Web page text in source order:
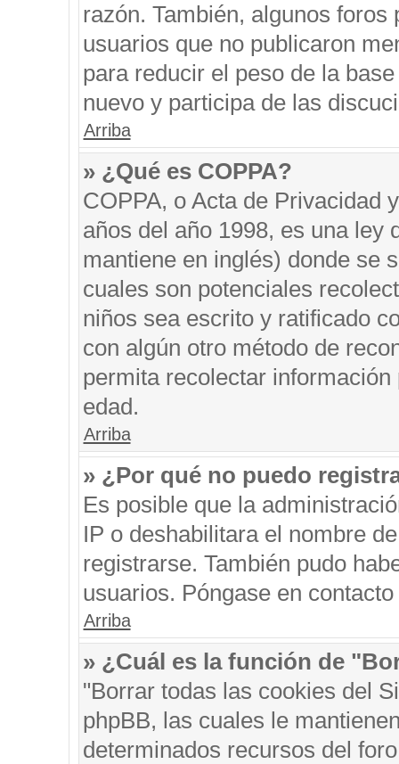
razón. También, algunos
usuarios que no publicaron
para reducir el peso de la
nuevo y participa de las
Arriba
» ¿Qué es COPPA?
COPPA, o Acta de Privacidad
años del año 1998, es una ley
mantiene en inglés) donde se
cuales son potenciales
niños sea escrito y ratificado
con algún otro método de
permita recolectar
edad.
Arriba
» ¿Por qué no puedo
Es posible que la
IP o deshabilitara el nombre
registrarse. También pudo
usuarios. Póngase en
Arriba
» ¿Cuál es la función de
"Borrar todas las cookies del
phpBB, las cuales le
determinados recursos del